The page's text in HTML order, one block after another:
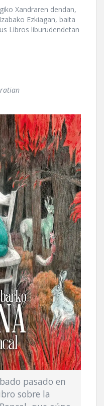
Xandraren dendan,
Ezkiagan, baita
Libros liburudendetan
pasado en
sobre la